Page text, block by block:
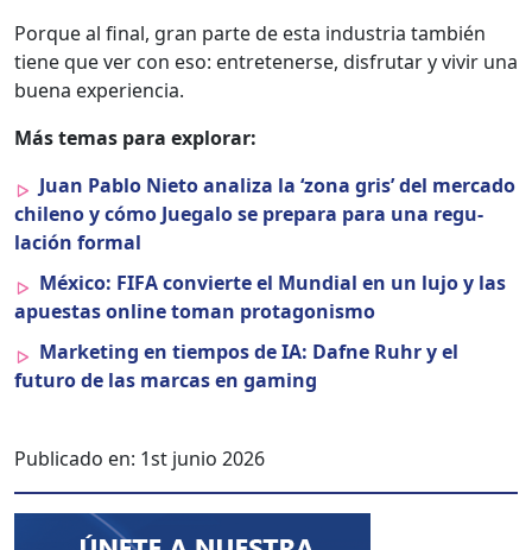
Porque al final, gran parte de esta indus­tria tam­bién
tiene que ver con eso: entreten­erse, dis­fru­tar y vivir una
bue­na expe­ri­en­cia.
Más temas para explo­rar:
Juan Pablo Nieto anal­iza la ‘zona gris’ del mer­ca­do
chileno y cómo Jue­ga­lo se prepara para una reg­u­
lación for­mal
Méx­i­co: FIFA con­vierte el Mundi­al en un lujo y las
apues­tas online toman pro­tag­o­nis­mo
Mar­ket­ing en tiem­pos de IA: Dafne Ruhr y el
futuro de las mar­cas en gam­ing
Publicado en: 1st junio 2026